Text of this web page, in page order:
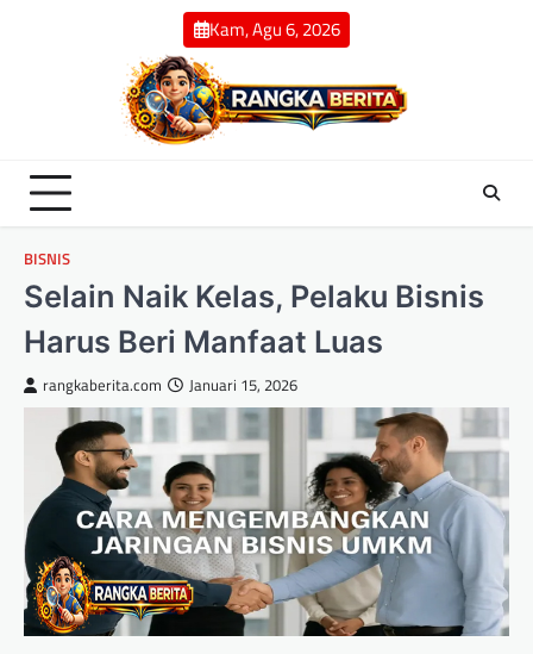
Kam, Agu 6, 2026
BISNIS
Selain Naik Kelas, Pelaku Bisnis
Harus Beri Manfaat Luas
rangkaberita.com Januari 15, 2026